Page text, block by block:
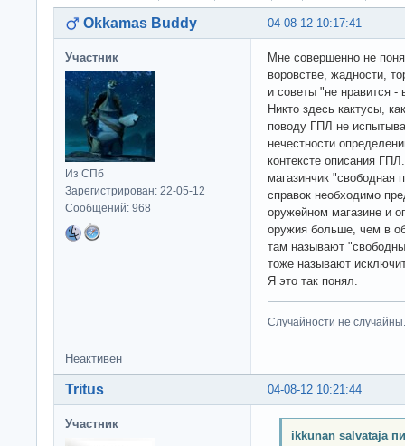
04-08-12 10:17:41
Okkamas Buddy
Участник
Из СПб
Зарегистрирован: 22-05-12
Сообщений: 968
Мне совершенно не
воровстве, жадности,
и советы "не нравится -
Никто здесь кактусы,
поводу ГПЛ не
нечестности
контексте описания
магазинчик "свободная
справок необходимо
оружейном магазине и
оружия больше, чем в
там называют
тоже называют
Я это так понял.
Случайности не случайны.
Неактивен
04-08-12 10:21:44
Tritus
Участник
ikkunan salvataja